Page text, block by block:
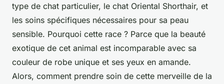
type de chat particulier, le chat Oriental Shorthair, et
les soins spécifiques nécessaires pour sa peau
sensible. Pourquoi cette race ? Parce que la beauté
exotique de cet animal est incomparable avec sa
couleur de robe unique et ses yeux en amande.
Alors, comment prendre soin de cette merveille de la